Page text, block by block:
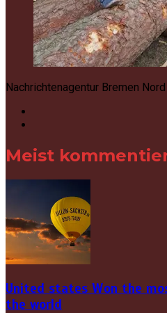
Nachrichtenagentur Bremen
Meist
United states Won the
the world